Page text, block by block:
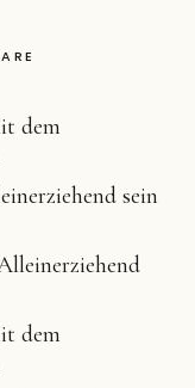
dem
sein
dem